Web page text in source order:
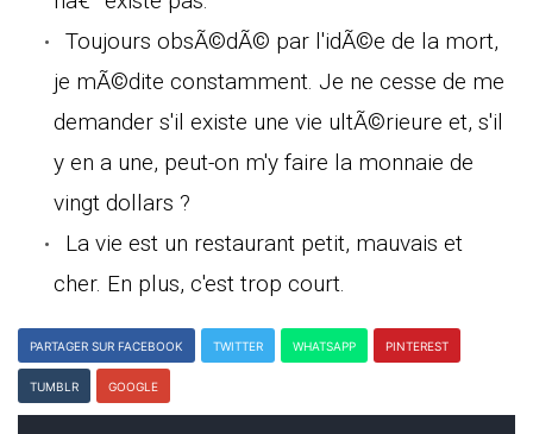
Toujours obsÃ©dÃ© par l'idÃ©e de la mort,
je mÃ©dite constamment. Je ne cesse de me
demander s'il existe une vie ultÃ©rieure et, s'il
y en a une, peut-on m'y faire la monnaie de
vingt dollars ?
La vie est un restaurant petit, mauvais et
cher. En plus, c'est trop court.
PARTAGER SUR FACEBOOK TWITTER WHATSAPP PINTEREST
TUMBLR GOOGLE